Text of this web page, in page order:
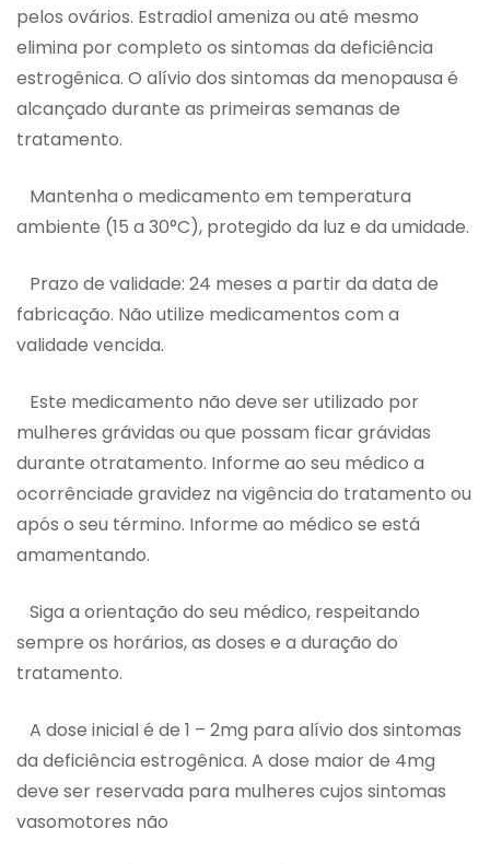
pelos ovários. Estradiol ameniza ou até mesmo
elimina por completo os sintomas da deficiência
estrogênica. O alívio dos sintomas da menopausa é
alcançado durante as primeiras semanas de
tratamento.
Mantenha o medicamento em temperatura
ambiente (15 a 30°C), protegido da luz e da umidade.
Prazo de validade: 24 meses a partir da data de
fabricação. Não utilize medicamentos com a
validade vencida.
Este medicamento não deve ser utilizado por
mulheres grávidas ou que possam ficar grávidas
durante otratamento. Informe ao seu médico a
ocorrênciade gravidez na vigência do tratamento ou
após o seu término. Informe ao médico se está
amamentando.
Siga a orientação do seu médico, respeitando
sempre os horários, as doses e a duração do
tratamento.
A dose inicial é de 1 – 2mg para alívio dos sintomas
da deficiência estrogênica. A dose maior de 4mg
deve ser reservada para mulheres cujos sintomas
vasomotores não